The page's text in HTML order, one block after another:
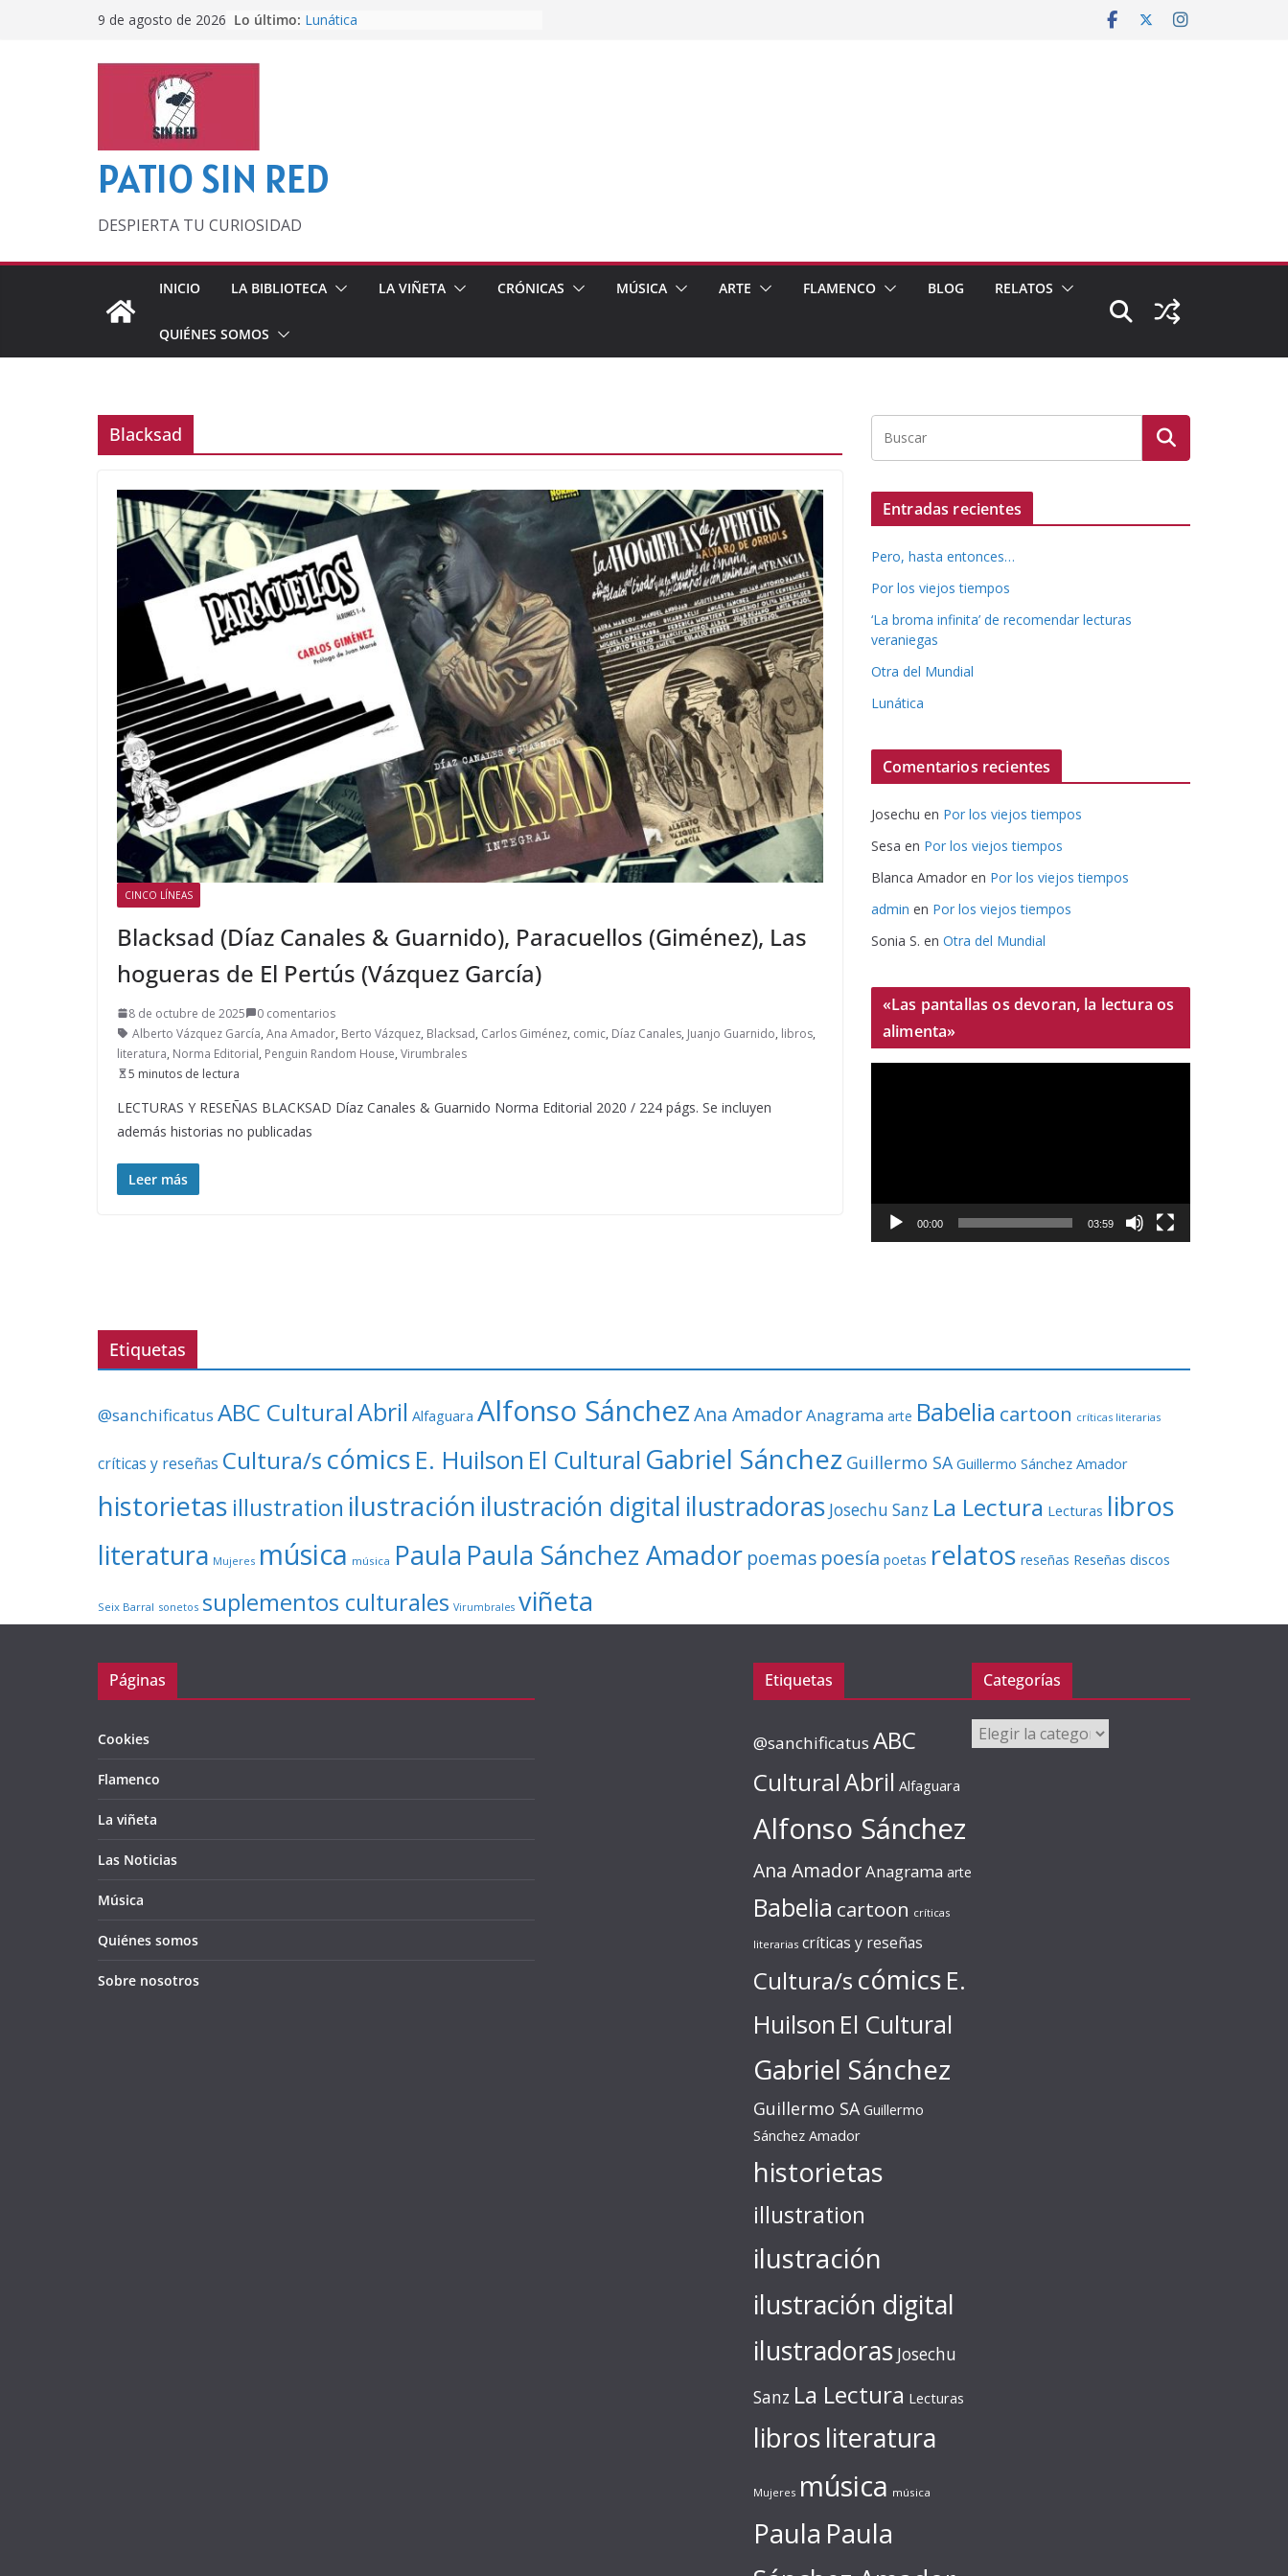
9 de agosto de 2026 Lo último: Lunática
PATIO SIN RED
DESPIERTA TU CURIOSIDAD
INICIO LA BIBLIOTECA LA VIÑETA CRÓNICAS MÚSICA ARTE FLAMENCO BLOG RELATOS
QUIÉNES SOMOS
Blacksad
CINCO LÍNEAS
Blacksad (Díaz Canales & Guarnido), Paracuellos (Giménez), Las
hogueras de El Pertús (Vázquez García)
8 de octubre de 2025
0 comentarios
Alberto Vázquez García, Ana Amador, Berto Vázquez, Blacksad, Carlos Giménez, comic, Díaz Canales, Juanjo Guarnido, libros,
literatura, Norma Editorial, Penguin Random House, Virumbrales
5 minutos de lectura
LECTURAS Y RESEÑAS BLACKSAD Díaz Canales & Guarnido Norma Editorial 2020 / 224 págs. Se incluyen
además historias no publicadas
Leer más
Entradas recientes
Pero, hasta entonces…
Por los viejos tiempos
‘La broma infinita’ de recomendar lecturas
veraniegas
Otra del Mundial
Lunática
Comentarios recientes
Josechu en Por los viejos tiempos
Sesa en Por los viejos tiempos
Blanca Amador en Por los viejos tiempos
admin en Por los viejos tiempos
Sonia S. en Otra del Mundial
«Las pantallas os devoran, la lectura os
alimenta»
c
í
e
00:00 03:59
Etiquetas
@sanchificatus ABC CulturalAbril Alfaguara Alfonso SánchezAna AmadorAnagrama arte Babelia cartoon críticas literarias
críticas y reseñas Cultura/s cómics E. Huilson El Cultural Gabriel Sánchez Guillermo SA Guillermo Sánchez Amador
historietas illustration ilustración ilustración digital ilustradoras Josechu Sanz La Lectura Lecturas libros
literatura Mujeres música música Paula Paula Sánchez Amador poemas poesía poetas relatos reseñas Reseñas discos
Seix Barral sonetos suplementos culturales Virumbrales viñeta
Páginas
Cookies
Flamenco
La viñeta
Las Noticias
Música
Quiénes somos
Sobre nosotros
Etiquetas
@sanchificatus ABC
CulturalAbril Alfaguara
Alfonso Sánchez
Ana AmadorAnagrama arte
Babelia cartoon críticas
literarias críticas y reseñas
Cultura/s cómics E.
Huilson El Cultural
Gabriel Sánchez
Guillermo SA Guillermo
Sánchez Amador
historietas
illustration
ilustración
ilustración digital
ilustradoras Josechu
Sanz La Lectura Lecturas
librosliteratura
Mujeres música música
Paula Paula
Categorías
Categorías